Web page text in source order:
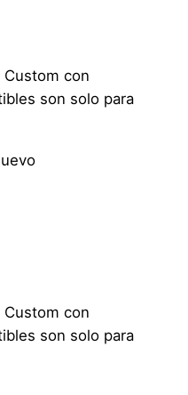
Custom con
son solo para
Custom con
son solo para